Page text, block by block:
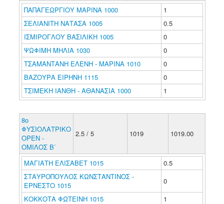
ΠΑΠΑΓΕΩΡΓΙΟΥ ΜΑΡΙΝΑ 1000
1
ΣΕΛΙΑΝΙΤΗ ΝΑΤΑΣΑ 1005
0.5
ΙΣΜΙΡΟΓΛΟΥ ΒΑΣΙΛΙΚΗ 1005
0
ΨΩΦΙΜΗ ΜΗΛΙΑ 1030
0
ΤΣΑΜΑΝΤΑΝΗ ΕΛΕΝΗ - ΜΑΡΙΝΑ 1010
0
ΒΑΖΟΥΡΑ ΕΙΡΗΝΗ 1115
0
ΤΣΙΜΕΚΗ ΙΑΝΘΗ - ΑΘΑΝΑΣΙΑ 1000
1
8ο
ΦΥΣΙΟΛΑΤΡΙΚΟ
ΟΡΕΝ -
ΟΜΙΛΟΣ Β΄
2.5 / 5 1019 1019.00
ΜΑΓΙΑΤΗ ΕΛΙΣΑΒΕΤ 1015
0.5
ΣΤΑΥΡΟΠΟΥΛΟΣ ΚΩΝΣΤΑΝΤΙΝΟΣ -
ΕΡΝΕΣΤΟ 1015
0
ΚΟΚΚΟΤΑ ΦΩΤΕΙΝΗ 1015
1